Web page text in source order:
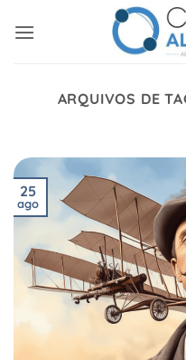
ARQUIVOS DE
25
ago